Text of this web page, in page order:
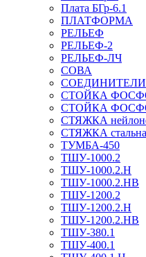
Плата БГр-6.1
ПЛАТФОРМА
РЕЛЬЕФ
РЕЛЬЕФ-2
РЕЛЬЕФ-ЛЧ
СОВА
СОЕДИНИТЕЛИ
СТОЙКА
СТОЙКА
СТЯЖКА
СТЯЖКА
ТУМБА-450
ТШУ-1000.2
ТШУ-1000.2.Н
ТШУ-1000.2.НВ
ТШУ-1200.2
ТШУ-1200.2.Н
ТШУ-1200.2.НВ
ТШУ-380.1
ТШУ-400.1